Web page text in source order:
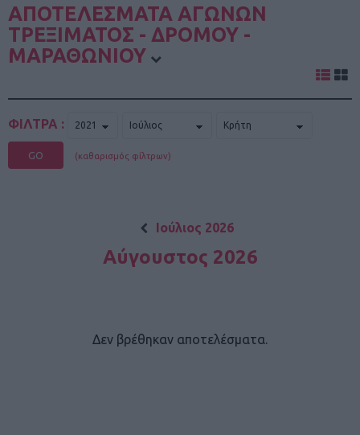
ΑΠΟΤΕΛΕΣΜΑΤΑ ΑΓΩΝΩΝ
ΤΡΕΞΙΜΑΤΟΣ - ΔΡΟΜΟΥ -
ΜΑΡΑΘΩΝΙΟΥ
ΦΙΛΤΡΑ :
GO (καθαρισμός φίλτρων)
Ιούλιος 2026
Αύγουστος 2026
Δεν βρέθηκαν αποτελέσματα.